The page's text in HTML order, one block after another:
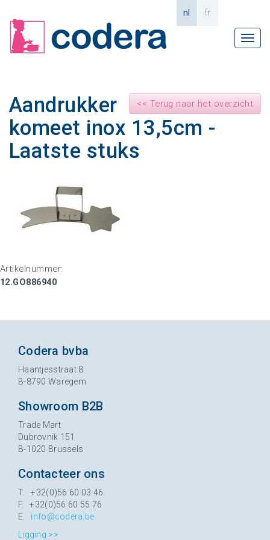
nl fr
<< Terug naar het overzicht
Aandrukker
komeet inox 13,5cm -
Laatste stuks
Artikelnummer:
12.GO886940
Codera bvba
Haantjesstraat 8
B-8790 Waregem
Showroom B2B
Trade Mart
Dubrovnik 151
B-1020 Brussels
Contacteer ons
T. +32(0)56 60 03 46
F. +32(0)56 60 55 76
E. info@codera.be
Ligging >>